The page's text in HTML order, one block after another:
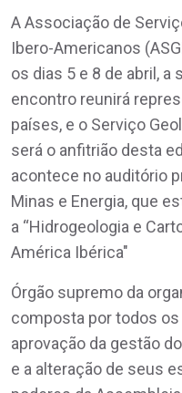
A Associação de
Ibero-Americanos
os dias 5 e 8 de abril, a
encontro reunirá
países, e o Serviço
será o anfitrião desta
acontece no auditório
Minas e Energia, que
a “Hidrogeologia e
América Ibérica"
Órgão supremo da
composta por todos os
aprovação da gestão
e a alteração de seus